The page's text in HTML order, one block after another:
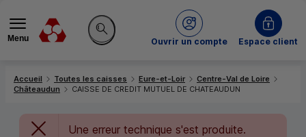
Menu
Rechercher sur le site
Ouvrir un compte
du Crédit MutuelEspace client
Accueil Toutes les caisses Eure-et-Loir
Centre-Val de Loire
Châteaudun
CAISSE DE CREDIT MUTUEL DE CHATEAUDUN
Une erreur technique s'est produite.